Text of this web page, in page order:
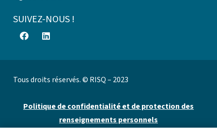
SUIVEZ-NOUS !
Tous droits réservés. © RISQ – 2023
Politique de confidentialité et de protection des
renseignements personnels